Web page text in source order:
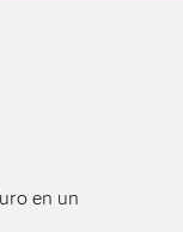
en un